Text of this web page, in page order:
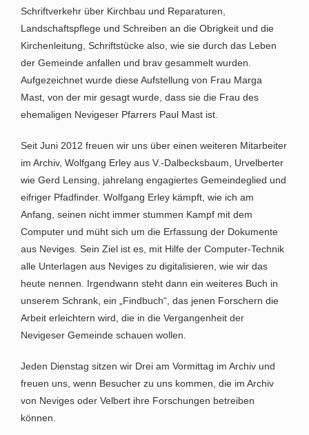
Schriftverkehr über Kirchbau und Reparaturen,
Landschaftspflege und Schreiben an die Obrigkeit und die
Kirchenleitung, Schriftstücke also, wie sie durch das Leben
der Gemeinde anfallen und brav gesammelt wurden.
Aufgezeichnet wurde diese Aufstellung von Frau Marga
Mast, von der mir gesagt wurde, dass sie die Frau des
ehemaligen Nevigeser Pfarrers Paul Mast ist.
Seit Juni 2012 freuen wir uns über einen weiteren Mitarbeiter
im Archiv, Wolfgang Erley aus V.-Dalbecksbaum, Urvelberter
wie Gerd Lensing, jahrelang engagiertes Gemeindeglied und
eifriger Pfadfinder. Wolfgang Erley kämpft, wie ich am
Anfang, seinen nicht immer stummen Kampf mit dem
Computer und müht sich um die Erfassung der Dokumente
aus Neviges. Sein Ziel ist es, mit Hilfe der Computer-Technik
alle Unterlagen aus Neviges zu digitalisieren, wie wir das
heute nennen. Irgendwann steht dann ein weiteres Buch in
unserem Schrank, ein „Findbuch“, das jenen Forschern die
Arbeit erleichtern wird, die in die Vergangenheit der
Nevigeser Gemeinde schauen wollen.
Jeden Dienstag sitzen wir Drei am Vormittag im Archiv und
freuen uns, wenn Besucher zu uns kommen, die im Archiv
von Neviges oder Velbert ihre Forschungen betreiben
können.